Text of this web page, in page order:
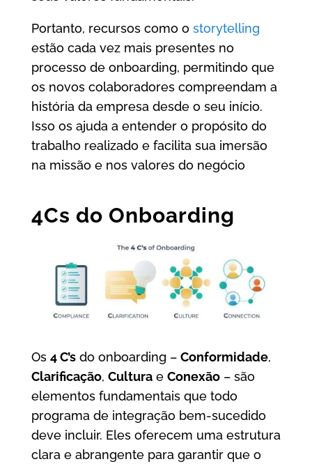
Portanto, recursos como o storytelling
estão cada vez mais presentes no
processo de onboarding, permitindo que
os novos colaboradores compreendam a
história da empresa desde o seu início.
Isso os ajuda a entender o propósito do
trabalho realizado e facilita sua imersão
na missão e nos valores do negócio
4Cs do Onboarding
Os 4 C’sdo onboarding – Conformidade,
Clarificação, Culturae Conexão– são
elementos fundamentais que todo
programa de integração bem-sucedido
deve incluir. Eles oferecem uma estrutura
clara e abrangente para garantir que o